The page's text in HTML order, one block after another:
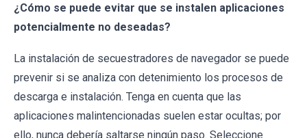
¿Cómo se puede evitar que se instalen aplicaciones
potencialmente no deseadas?
La instalación de secuestradores de navegador se puede
prevenir si se analiza con detenimiento los procesos de
descarga e instalación. Tenga en cuenta que las
aplicaciones malintencionadas suelen estar ocultas; por
ello, nunca debería saltarse ningún paso. Seleccione